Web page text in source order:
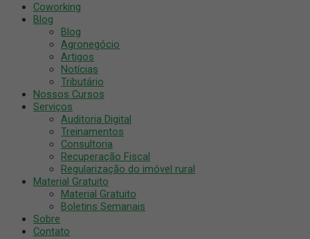
Coworking
Blog
Blog
Agronegócio
Artigos
Notícias
Tributário
Nossos Cursos
Serviços
Auditoria Digital
Treinamentos
Consultoria
Recuperação Fiscal
Regularização do imóvel rural
Material Gratuito
Material Gratuito
Boletins Semanais
Sobre
Contato